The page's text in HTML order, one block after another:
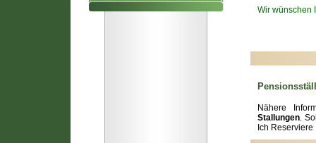
Wir wünschen
Nähere
Stallungen.
Ich